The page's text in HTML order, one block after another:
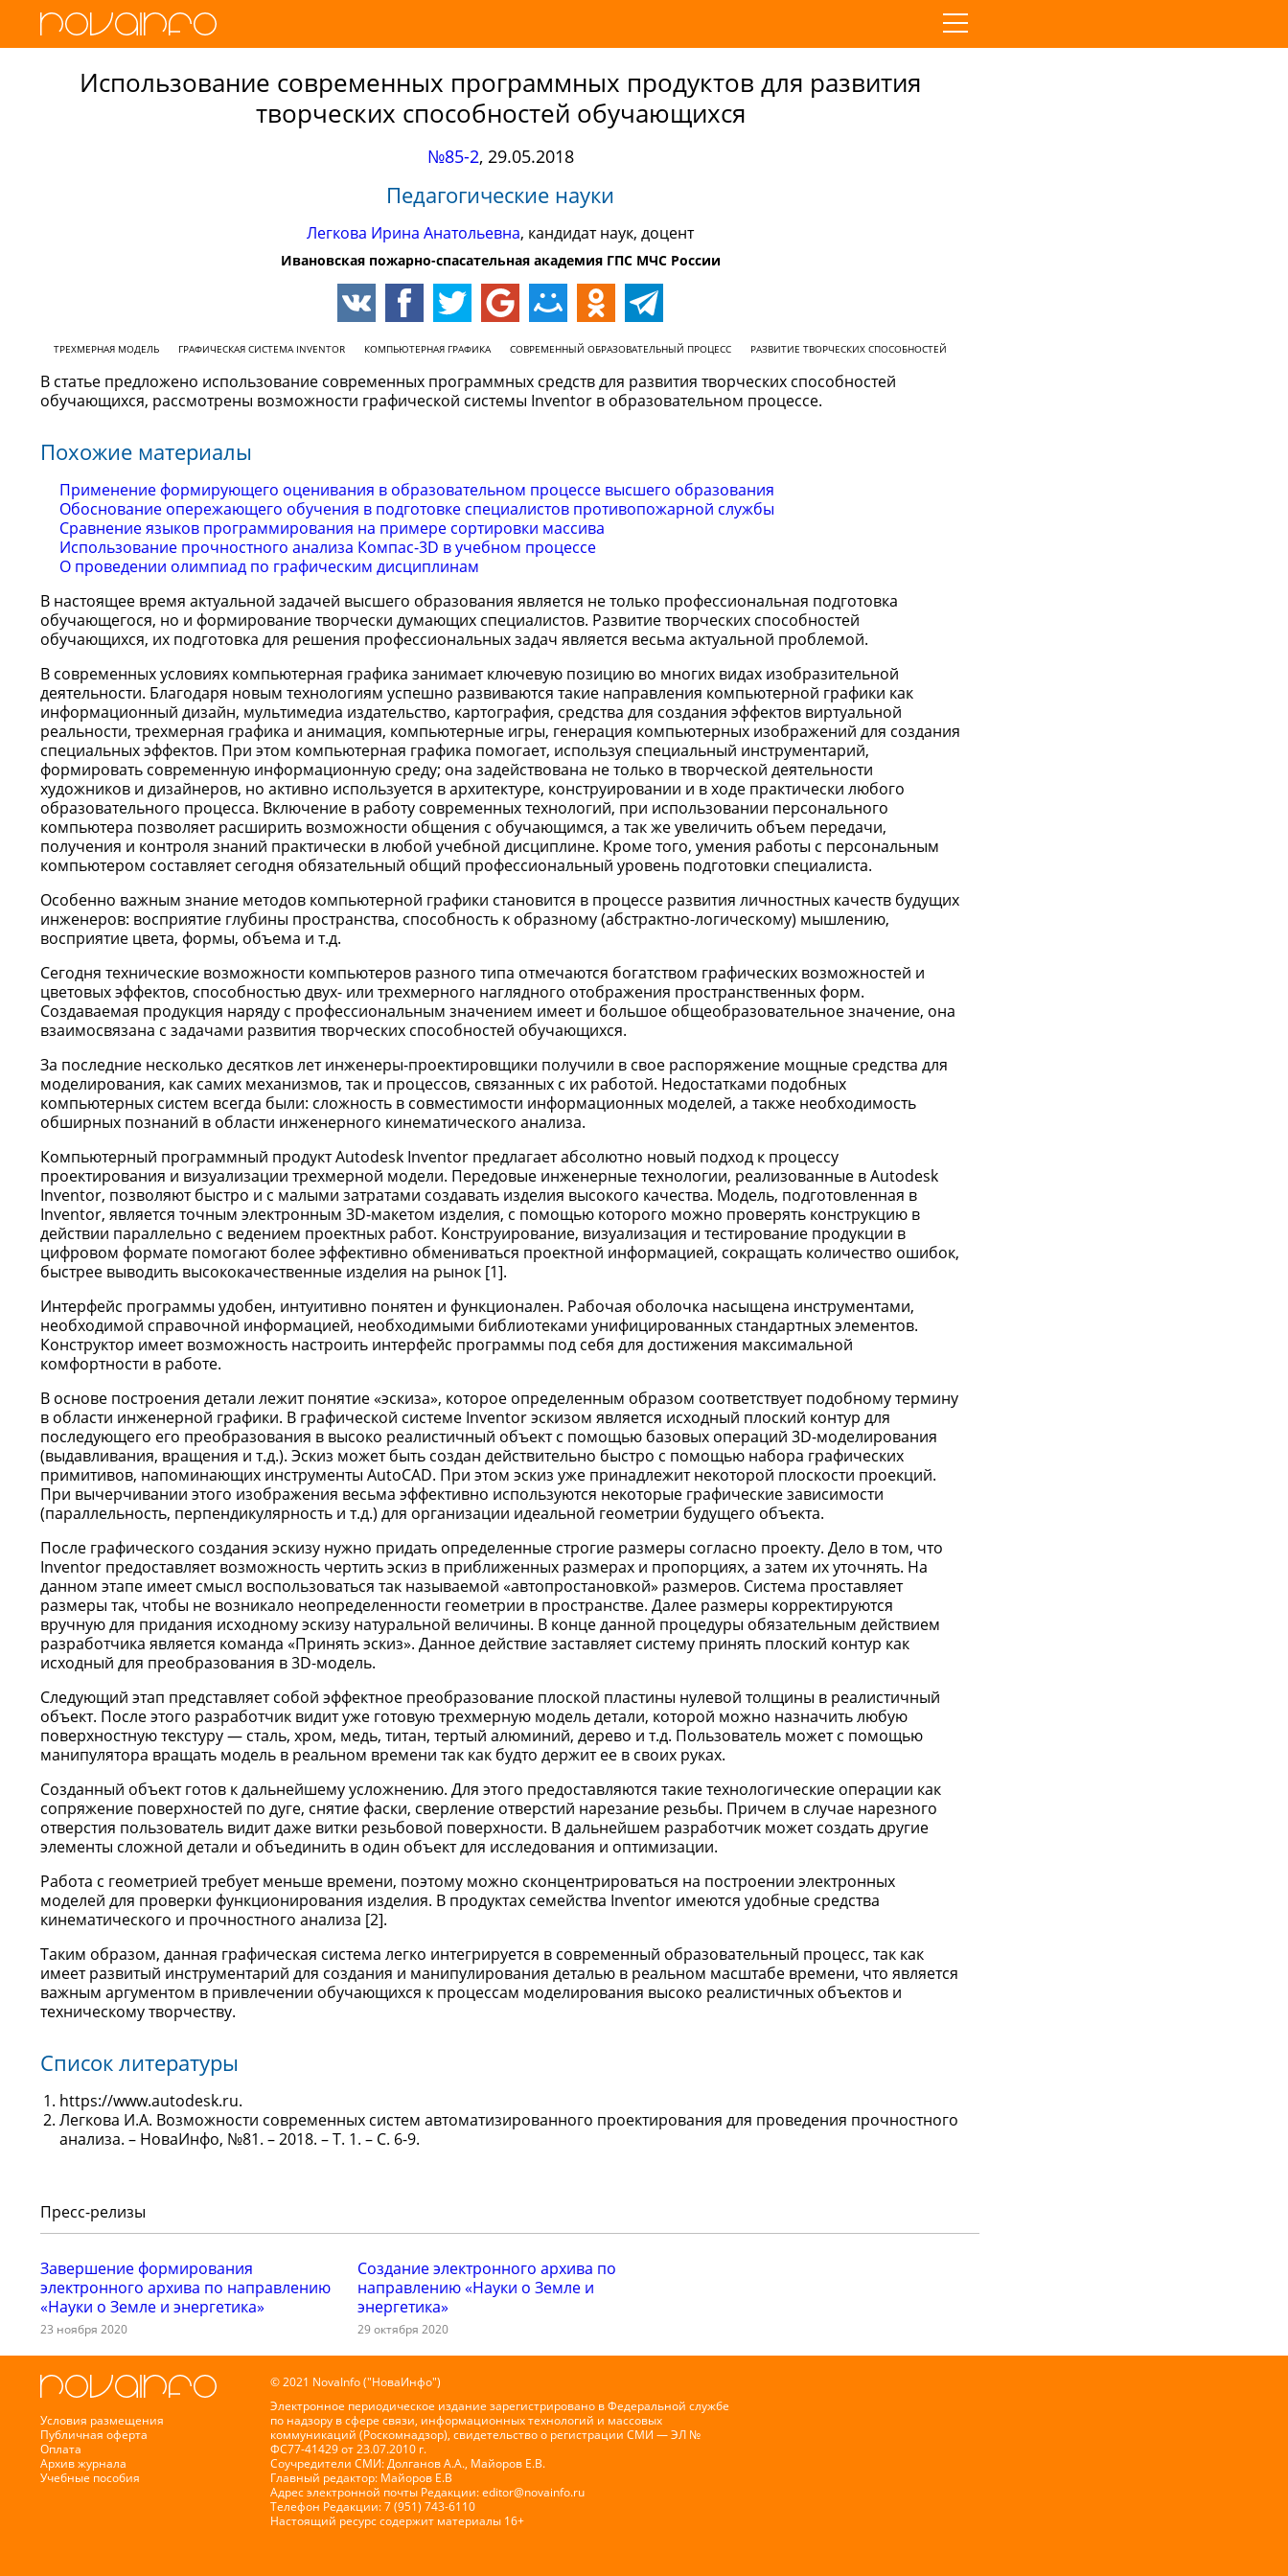
Использование современных программных продуктов для развития
творческих способностей обучающихся
№85-2, 29.05.2018
Педагогические науки
Легкова Ирина Анатольевна, кандидат наук, доцент
Ивановская пожарно-спасательная академия ГПС МЧС России
ТРЕХМЕРНАЯ МОДЕЛЬ ГРАФИЧЕСКАЯ СИСТЕМА INVENTOR КОМПЬЮТЕРНАЯ ГРАФИКА СОВРЕМЕННЫЙ ОБРАЗОВАТЕЛЬНЫЙ ПРОЦЕСС РАЗВИТИЕ ТВОРЧЕСКИХ СПОСОБНОСТЕЙ
В статье предложено использование современных программных средств для развития творческих способностей
обучающихся, рассмотрены возможности графической системы Inventor в образовательном процессе.
Похожие материалы
Применение формирующего оценивания в образовательном процессе высшего образования
Обоснование опережающего обучения в подготовке специалистов противопожарной службы
Сравнение языков программирования на примере сортировки массива
Использование прочностного анализа Компас-3D в учебном процессе
О проведении олимпиад по графическим дисциплинам
В настоящее время актуальной задачей высшего образования является не только профессиональная подготовка
обучающегося, но и формирование творчески думающих специалистов. Развитие творческих способностей
обучающихся, их подготовка для решения профессиональных задач является весьма актуальной проблемой.
В современных условиях компьютерная графика занимает ключевую позицию во многих видах изобразительной
деятельности. Благодаря новым технологиям успешно развиваются такие направления компьютерной графики как
информационный дизайн, мультимедиа издательство, картография, средства для создания эффектов виртуальной
реальности, трехмерная графика и анимация, компьютерные игры, генерация компьютерных изображений для создания
специальных эффектов. При этом компьютерная графика помогает, используя специальный инструментарий,
формировать современную информационную среду; она задействована не только в творческой деятельности
художников и дизайнеров, но активно используется в архитектуре, конструировании и в ходе практически любого
образовательного процесса. Включение в работу современных технологий, при использовании персонального
компьютера позволяет расширить возможности общения с обучающимся, а так же увеличить объем передачи,
получения и контроля знаний практически в любой учебной дисциплине. Кроме того, умения работы с персональным
компьютером составляет сегодня обязательный общий профессиональный уровень подготовки специалиста.
Особенно важным знание методов компьютерной графики становится в процессе развития личностных качеств будущих
инженеров: восприятие глубины пространства, способность к образному (абстрактно-логическому) мышлению,
восприятие цвета, формы, объема и т.д.
Сегодня технические возможности компьютеров разного типа отмечаются богатством графических возможностей и
цветовых эффектов, способностью двух- или трехмерного наглядного отображения пространственных форм.
Создаваемая продукция наряду с профессиональным значением имеет и большое общеобразовательное значение, она
взаимосвязана с задачами развития творческих способностей обучающихся.
За последние несколько десятков лет инженеры-проектировщики получили в свое распоряжение мощные средства для
моделирования, как самих механизмов, так и процессов, связанных с их работой. Недостатками подобных
компьютерных систем всегда были: сложность в совместимости информационных моделей, а также необходимость
обширных познаний в области инженерного кинематического анализа.
Компьютерный программный продукт Autodesk Inventor предлагает абсолютно новый подход к процессу
проектирования и визуализации трехмерной модели. Передовые инженерные технологии, реализованные в Autodesk
Inventor, позволяют быстро и с малыми затратами создавать изделия высокого качества. Модель, подготовленная в
Inventor, является точным электронным 3D-макетом изделия, с помощью которого можно проверять конструкцию в
действии параллельно с ведением проектных работ. Конструирование, визуализация и тестирование продукции в
цифровом формате помогают более эффективно обмениваться проектной информацией, сокращать количество ошибок,
быстрее выводить высококачественные изделия на рынок [1].
Интерфейс программы удобен, интуитивно понятен и функционален. Рабочая оболочка насыщена инструментами,
необходимой справочной информацией, необходимыми библиотеками унифицированных стандартных элементов.
Конструктор имеет возможность настроить интерфейс программы под себя для достижения максимальной
комфортности в работе.
В основе построения детали лежит понятие «эскиза», которое определенным образом соответствует подобному термину
в области инженерной графики. В графической системе Inventor эскизом является исходный плоский контур для
последующего его преобразования в высоко реалистичный объект с помощью базовых операций 3D-моделирования
(выдавливания, вращения и т.д.). Эскиз может быть создан действительно быстро с помощью набора графических
примитивов, напоминающих инструменты AutoCAD. При этом эскиз уже принадлежит некоторой плоскости проекций.
При вычерчивании этого изображения весьма эффективно используются некоторые графические зависимости
(параллельность, перпендикулярность и т.д.) для организации идеальной геометрии будущего объекта.
После графического создания эскизу нужно придать определенные строгие размеры согласно проекту. Дело в том, что
Inventor предоставляет возможность чертить эскиз в приближенных размерах и пропорциях, а затем их уточнять. На
данном этапе имеет смысл воспользоваться так называемой «автопростановкой» размеров. Система проставляет
размеры так, чтобы не возникало неопределенности геометрии в пространстве. Далее размеры корректируются
вручную для придания исходному эскизу натуральной величины. В конце данной процедуры обязательным действием
разработчика является команда «Принять эскиз». Данное действие заставляет систему принять плоский контур как
исходный для преобразования в 3D-модель.
Следующий этап представляет собой эффектное преобразование плоской пластины нулевой толщины в реалистичный
объект. После этого разработчик видит уже готовую трехмерную модель детали, которой можно назначить любую
поверхностную текстуру — сталь, хром, медь, титан, тертый алюминий, дерево и т.д. Пользователь может с помощью
манипулятора вращать модель в реальном времени так как будто держит ее в своих руках.
Созданный объект готов к дальнейшему усложнению. Для этого предоставляются такие технологические операции как
сопряжение поверхностей по дуге, снятие фаски, сверление отверстий нарезание резьбы. Причем в случае нарезного
отверстия пользователь видит даже витки резьбовой поверхности. В дальнейшем разработчик может создать другие
элементы сложной детали и объединить в один объект для исследования и оптимизации.
Работа с геометрией требует меньше времени, поэтому можно сконцентрироваться на построении электронных
моделей для проверки функционирования изделия. В продуктах семейства Inventor имеются удобные средства
кинематического и прочностного анализа [2].
Таким образом, данная графическая система легко интегрируется в современный образовательный процесс, так как
имеет развитый инструментарий для создания и манипулирования деталью в реальном масштабе времени, что является
важным аргументом в привлечении обучающихся к процессам моделирования высоко реалистичных объектов и
техническому творчеству.
Список литературы
https://www.autodesk.ru.
Легкова И.А. Возможности современных систем автоматизированного проектирования для проведения прочностного
анализа. – НоваИнфо, №81. – 2018. – Т. 1. – С. 6-9.
Пресс-релизы
Завершение формирования
электронного архива по направлению
«Науки о Земле и энергетика»
23 ноября 2020
Создание электронного архива по
направлению «Науки о Земле и
энергетика»
29 октября 2020
Условия размещения
Публичная оферта
Оплата
Архив журнала
Учебные пособия
© 2021 NovaInfo ("НоваИнфо")
Электронное периодическое издание зарегистрировано в Федеральной службе
по надзору в сфере связи, информационных технологий и массовых
коммуникаций (Роскомнадзор), свидетельство о регистрации СМИ — ЭЛ №
ФС77-41429 от 23.07.2010 г.
Соучредители СМИ: Долганов А.А., Майоров Е.В.
Главный редактор: Майоров Е.В
Адрес электронной почты Редакции:editor@novainfo.ru
Телефон Редакции: 7 (951) 743-6110
Настоящий ресурс содержит материалы 16+